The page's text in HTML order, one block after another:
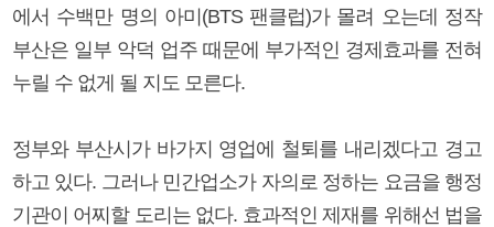
에서 수백만 명의 아미(BTS 팬클럽)가 몰려 오는데 정작
부산은 일부 악덕 업주 때문에 부가적인 경제효과를 전혀
누릴 수 없게 될 지도 모른다.
정부와 부산시가 바가지 영업에 철퇴를 내리겠다고 경고
하고 있다. 그러나 민간업소가 자의로 정하는 요금을 행정
기관이 어찌할 도리는 없다. 효과적인 제재를 위해선 법을